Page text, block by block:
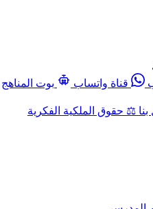
قناة واتساب
بوت المناهج
⚖️ حقوق الملكية الفكرية